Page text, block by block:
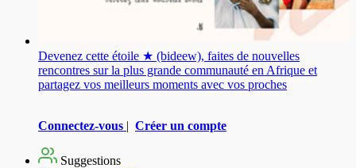
Devenez cette étoile ★ (bideew), faites de nouvelles
rencontres sur la plus grande communauté en Afrique et
partagez vos meilleurs moments avec vos proches
Connectez-vous | Créer un compte
Suggestions